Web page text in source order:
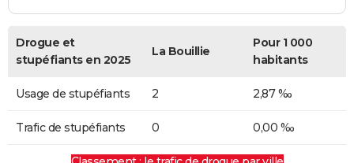
Drogue et
stupéfiants en 2025
La Bouillie
Pour 1 000
habitants
Usage de stupéfiants 2 2,87 ‰
Trafic de stupéfiants 0 0,00 ‰